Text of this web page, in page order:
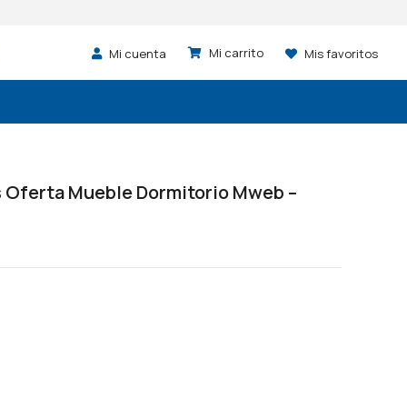
Mi cuenta Mis favoritos
Oferta Mueble Dormitorio Mweb –